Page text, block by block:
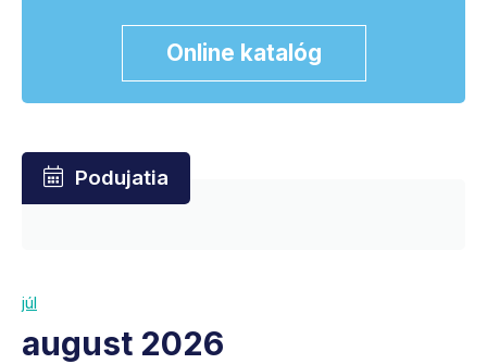
Online katalóg
Podujatia
júl
august 2026